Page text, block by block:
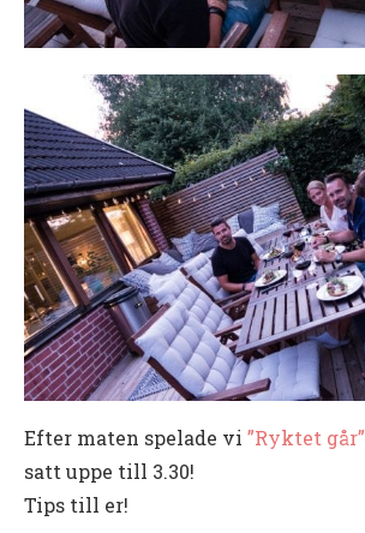
Efter maten spelade vi ”Ryktet går”
satt uppe till 3.30!
Tips till er!